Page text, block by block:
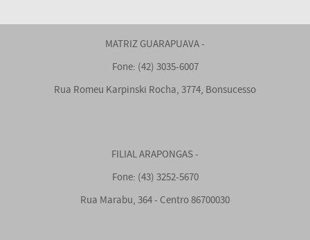
MATRIZ GUARAPUAVA -
Fone: (42) 3035-6007
Rua Romeu Karpinski Rocha, 3774, Bonsucesso
FILIAL ARAPONGAS -
Fone: (43) 3252-5670
Rua Marabu, 364 - Centro 86700030